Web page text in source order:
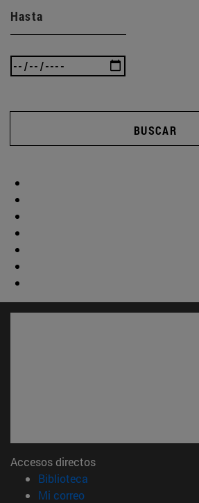
Hasta
BUSCAR
Accesos directos
Biblioteca
Mi correo(abre en nueva ventana)